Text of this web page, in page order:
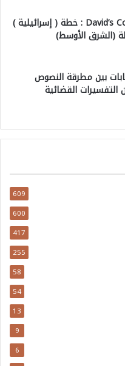
ممر داوود David’s Corrido : خطة ( إسرائيلية )
(الشرق الأوسط)
بين مطرقة النصوص
التفسيرات القضائية
609
600
417
255
58
54
13
9
6